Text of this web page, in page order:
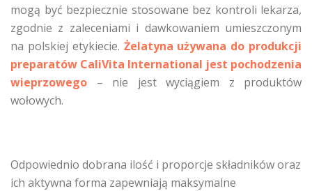
mogą być bezpiecznie stosowane bez kontroli lekarza,
zgodnie z zaleceniami i dawkowaniem umieszczonym
na polskiej etykiecie. Żelatyna używana do produkcji
preparatów CaliVita International jest pochodzenia
wieprzowego – nie jest wyciągiem z produktów
wołowych.
Odpowiednio dobrana ilość i proporcje składników oraz
ich aktywna forma zapewniają maksymalne